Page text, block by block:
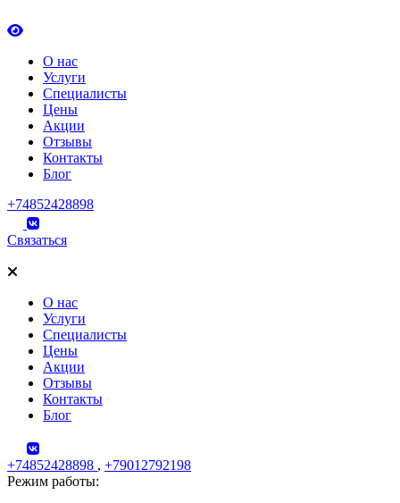
О нас
Услуги
Специалисты
Цены
Акции
Отзывы
Контакты
Блог
+74852428898
Связаться
О нас
Услуги
Специалисты
Цены
Акции
Отзывы
Контакты
Блог
+74852428898 , +79012792198
Режим работы: